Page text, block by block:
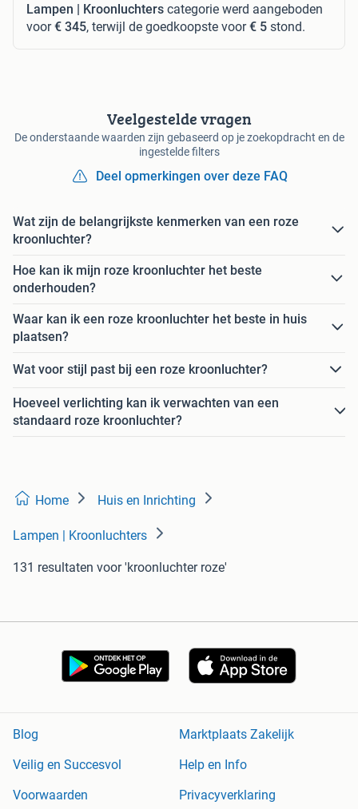
Lampen | Kroonluchters categorie werd aangeboden
voor€ 345, terwijl de goedkoopste voor€ 5 stond.
Veelgestelde vragen
De onderstaande waarden zijn gebaseerd op je zoekopdracht en de
ingestelde filters
Deel opmerkingen over deze FAQ
Wat zijn de belangrijkste kenmerken van een roze
kroonluchter?
Hoe kan ik mijn roze kroonluchter het beste
onderhouden?
Waar kan ik een roze kroonluchter het beste in huis
plaatsen?
Wat voor stijl past bij een roze kroonluchter?
Hoeveel verlichting kan ik verwachten van een
standaard roze kroonluchter?
Home Huis en Inrichting
Lampen | Kroonluchters
131 resultaten voor 'kroonluchter roze'
Blog
Marktplaats Zakelijk
Veilig en Succesvol
Help en Info
Voorwaarden
Privacyverklaring